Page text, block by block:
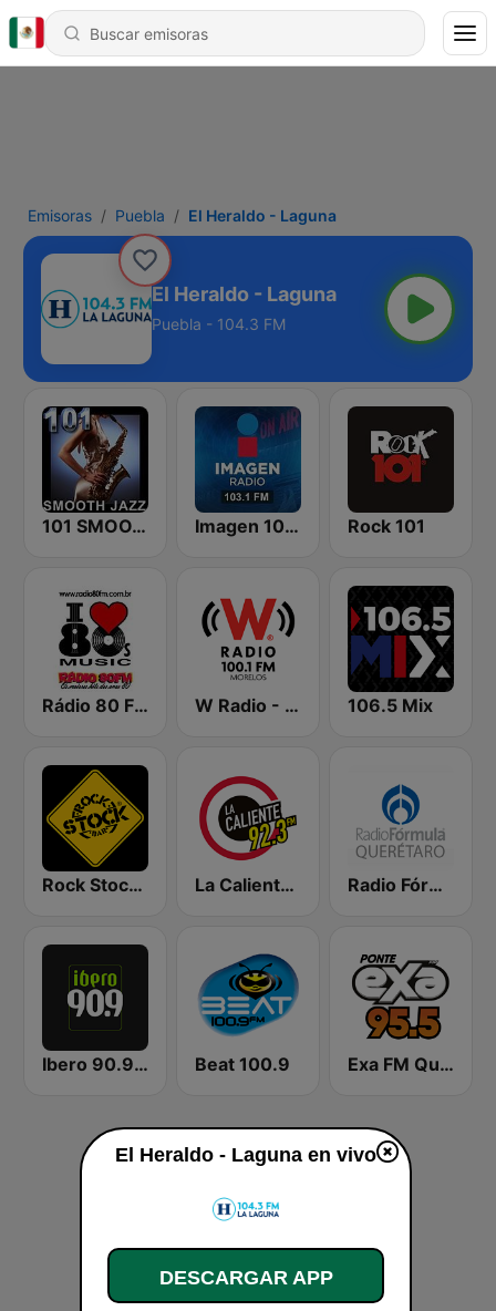
Emisoras Puebla El Heraldo - Laguna
El Heraldo - Laguna
Puebla - 104.3 FM
101 SMOOTH JAZZ Imagen 103.1 FM Rock 101
Rádio 80 FM - Anos 80 W Radio - Morelos 106.5 Mix
Rock Stock Bar La Caliente 92.3 FM | Torreón Radio Fórmula Querétaro
Ibero 90.9 FM Beat 100.9 Exa FM Querétaro
El Heraldo - Laguna en vivo
DESCARGAR APP